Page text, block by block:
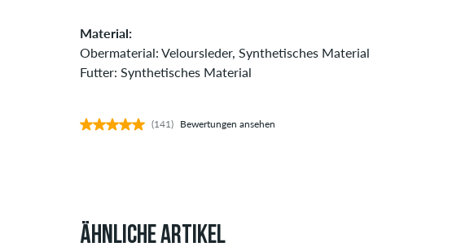
Material:
Obermaterial: Veloursleder, Synthetisches Material
Futter: Synthetisches Material
(141) Bewertungen ansehen
ÄHNLICHE ARTIKEL